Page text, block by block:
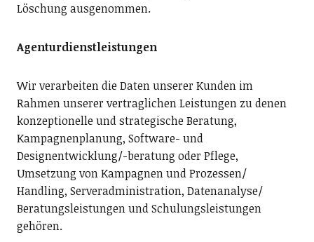
Löschung ausgenommen.
Agenturdienstleistungen
Wir verarbeiten die Daten unserer Kunden im
Rahmen unserer vertraglichen Leistungen zu denen
konzeptionelle und strategische Beratung,
Kampagnenplanung, Software- und
Designentwicklung/-beratung oder Pflege,
Umsetzung von Kampagnen und Prozessen/
Handling, Serveradministration, Datenanalyse/
Beratungsleistungen und Schulungsleistungen
gehören.